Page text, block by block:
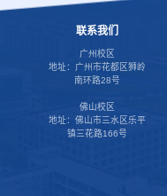
联系我们
广州校区
地址：广州市花都区狮岭
南环路28号
佛山校区
地址：佛山市三水区乐平
镇三花路166号